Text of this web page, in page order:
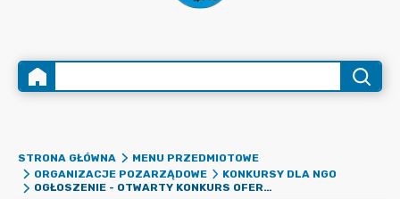
STRONA GŁÓWNA
MENU PRZEDMIOTOWE
ORGANIZACJE POZARZĄDOWE
KONKURSY DLA NGO
OGŁOSZENIE - OTWARTY KONKURS OFERT NA WYKONANIE ZADANIA PUBLICZNEGO W ZAKRESIE UPOWSZECHNIANIA KULTURY, SZTUKI I EDUKACJI NA TERENIE GMINY RADZIEJOWICE.